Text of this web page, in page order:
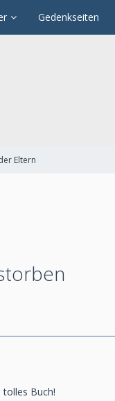
Gedenkseiten
Eltern
tolles Buch!